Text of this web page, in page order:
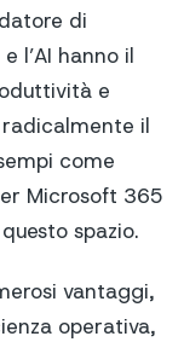
di
l’AI hanno il
e
il
come
Microsoft 365
spazio.
vantaggi,
operativa,